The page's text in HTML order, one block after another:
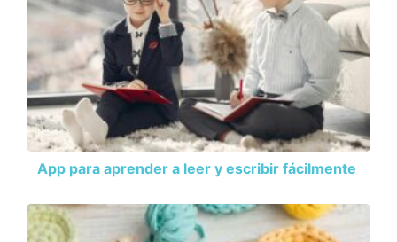
App para aprender a leer y escribir fácilmente